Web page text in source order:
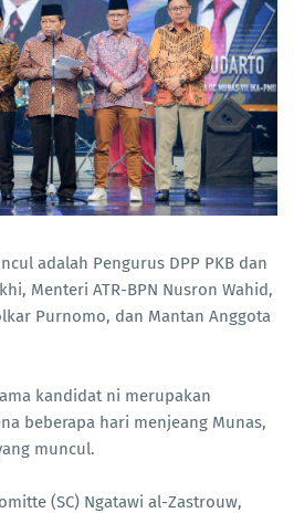
adalah Pengurus DPP PKB dan
Menteri ATR-BPN Nusron Wahid,
Purnomo, dan Mantan Anggota
kandidat ni merupakan
beberapa hari menjeang Munas,
muncul.
(SC) Ngatawi al-Zastrouw,